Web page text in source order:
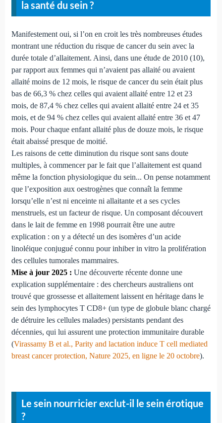
la santé du sein ?
Manifestement oui, si l’on en croit les très nombreuses études
montrant une réduction du risque de cancer du sein avec la
durée totale d’allaitement. Ainsi, dans une étude de 2010 (10),
par rapport aux femmes qui n’avaient pas allaité ou avaient
allaité moins de 12 mois, le risque de cancer du sein était plus
bas de 66,3 % chez celles qui avaient allaité entre 12 et 23
mois, de 87,4 % chez celles qui avaient allaité entre 24 et 35
mois, et de 94 % chez celles qui avaient allaité entre 36 et 47
mois. Pour chaque enfant allaité plus de douze mois, le risque
était abaissé presque de moitié.
Les raisons de cette diminution du risque sont sans doute
multiples, à commencer par le fait que l’allaitement est quand
même la fonction physiologique du sein... On pense notamment
que l’exposition aux oestrogènes que connaît la femme
lorsqu’elle n’est ni enceinte ni allaitante et a ses cycles
menstruels, est un facteur de risque. Un composant découvert
dans le lait de femme en 1998 pourrait être une autre
explication : on y a détecté un des isomères d’un acide
linoléique conjugué connu pour inhiber in vitro la prolifération
des cellules tumorales mammaires.
Mise à jour 2025 : Une découverte récente donne une
explication supplémentaire : des chercheurs australiens ont
trouvé que grossesse et allaitement laissent en héritage dans le
sein des lymphocytes T CD8+ (un type de globule blanc chargé
de détruire les cellules malades) persistants pendant des
décennies, qui lui assurent une protection immunitaire durable
(Virassamy B et al., Parity and lactation induce T cell mediated
breast cancer protection, Nature 2025, en ligne le 20 octobre).
Le sein nourricier exclut-il le sein érotique
?